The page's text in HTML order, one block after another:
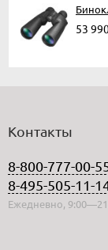
53
Контакты
8-800-777-00-
8-495-505-11-
Ежедневно,